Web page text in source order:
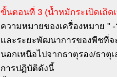
ขั้นตอนที่ 3 (น้ำหมักระเบิดเถิด
ความหมายของเครื่องหมาย "
และระยะพัฒนาการของพืชที่จ
นอกเหนือไปจากธาตุรอง/ธาตุ
การปฏิบัติดังนี้